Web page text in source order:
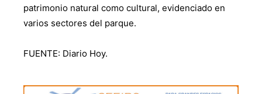
patrimonio natural como cultural, evidenciado en
varios sectores del parque.
FUENTE: Diario Hoy.